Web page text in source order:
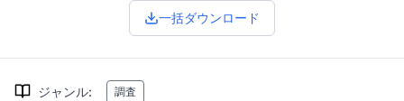
一括ダウンロード
ジャンル: 調査